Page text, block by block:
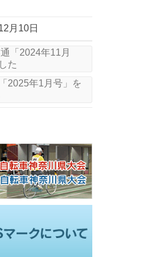
月10日
「2024年11月
た
2025年1月号」を